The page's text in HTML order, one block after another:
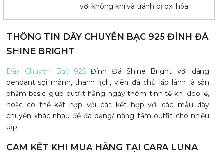
với không khí và tránh bị oxi hóa
THÔNG TIN DÂY CHUYỀN BẠC 925 ĐÍNH ĐÁ
SHINE BRIGHT
Dây Chuyền Bạc 925 Đính Đá Shine Bright với dáng
pendant sợi mảnh, thanh lịch, viên đá chủ lấp lánh là sản
phẩm basic giúp outfit hằng ngày thêm tinh tế khi đeo lẻ,
hoặc có thể kết hợp với các kết hợp với các mẫu dây
chuyền khác nhau để đa dạng/ nâng tầm outfit cho nhiều
dịp.
CAM KẾT KHI MUA HÀNG TẠI CARA LUNA